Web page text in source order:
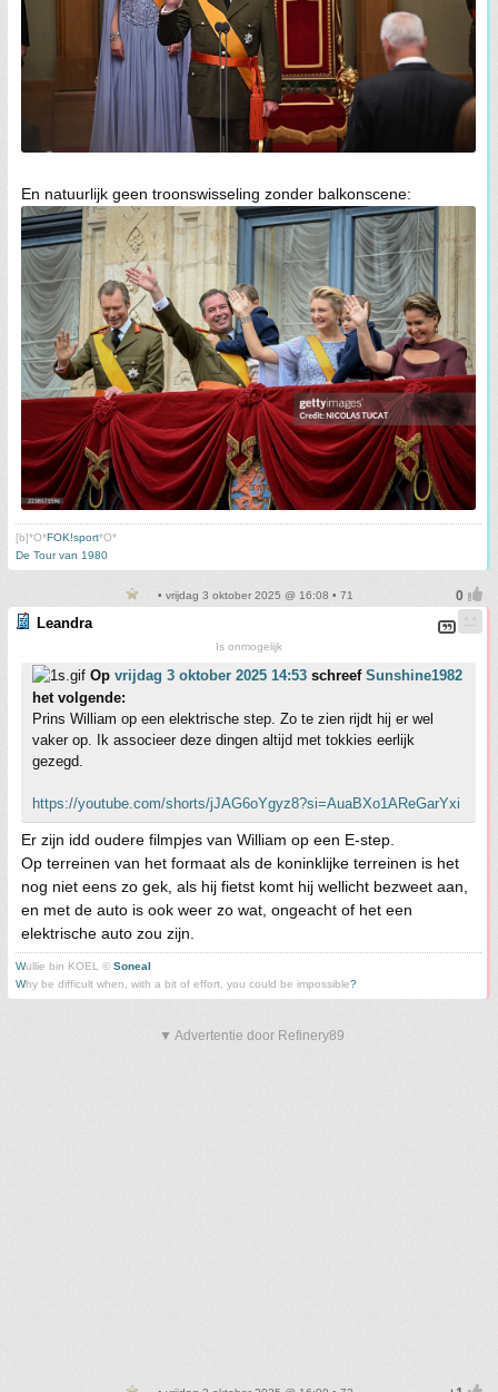
En natuurlijk geen troonswisseling zonder balkonscene:
[b]*O*FOK!sport*O*
De Tour van 1980
• vrijdag 3 oktober 2025 @ 16:08 • 71
Leandra
Is onmogelijk
Op vrijdag 3 oktober 2025 14:53 schreef Sunshine1982
het volgende:
Prins William op een elektrische step. Zo te zien rijdt hij er wel
vaker op. Ik associeer deze dingen altijd met tokkies eerlijk
gezegd.
https://youtube.com/shorts/jJAG6oYgyz8?si=AuaBXo1AReGarYxi
Er zijn idd oudere filmpjes van William op een E-step.
Op terreinen van het formaat als de koninklijke terreinen is het
nog niet eens zo gek, als hij fietst komt hij wellicht bezweet aan,
en met de auto is ook weer zo wat, ongeacht of het een
elektrische auto zou zijn.
Wullie bin KOEL © Soneal
Why be difficult when, with a bit of effort, you could be impossible?
▼ Advertentie door Refinery89